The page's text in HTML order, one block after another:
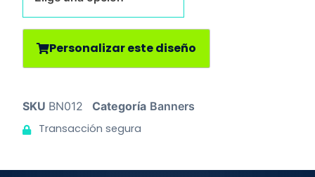
Personalizar este diseño
SKU BN012 Categoría Banners
Transacción segura